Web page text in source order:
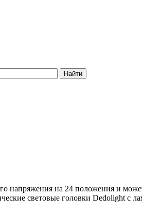
напряжения на 24 положения и
световые головки Dedolight с